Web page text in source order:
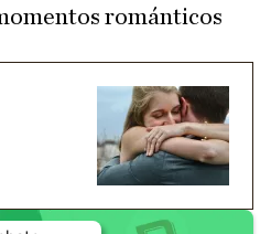
románticos